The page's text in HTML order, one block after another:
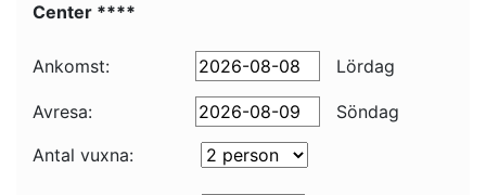
Center ****
Ankomst: Lördag
Avresa:
Söndag
Antal vuxna: